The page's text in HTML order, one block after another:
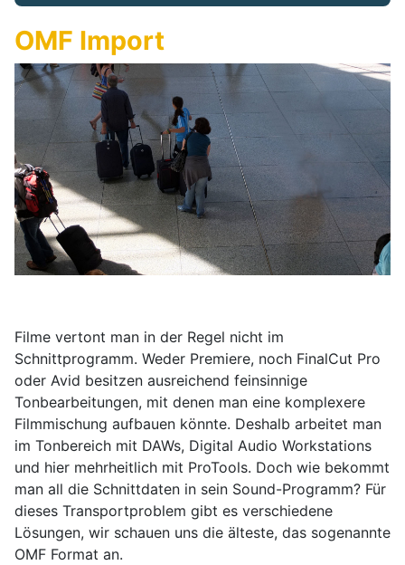
OMF Import
Filme vertont man in der Regel nicht im
Schnittprogramm. Weder Premiere, noch FinalCut Pro
oder Avid besitzen ausreichend feinsinnige
Tonbearbeitungen, mit denen man eine komplexere
Filmmischung aufbauen könnte. Deshalb arbeitet man
im Tonbereich mit DAWs, Digital Audio Workstations
und hier mehrheitlich mit ProTools. Doch wie bekommt
man all die Schnittdaten in sein Sound-Programm? Für
dieses Transportproblem gibt es verschiedene
Lösungen, wir schauen uns die älteste, das sogenannte
OMF Format an.